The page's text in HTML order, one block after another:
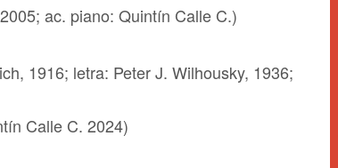
ac. piano: Quintín Calle C.)
1916; letra: Peter J. Wilhousky, 1936;
Calle C. 2024)